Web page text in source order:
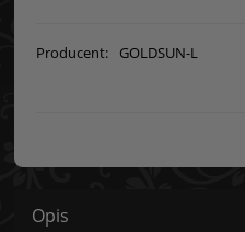
Producent: GOLDSUN-L
Opis